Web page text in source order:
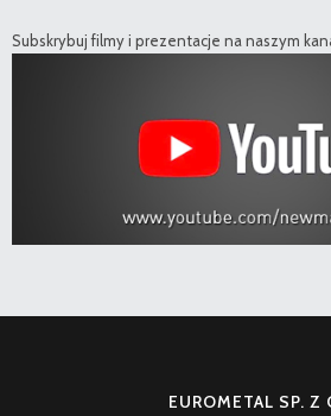
Subskrybuj filmy i prezentacje na naszym
EUROMETAL SP. Z